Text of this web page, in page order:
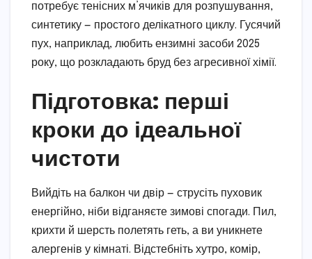
потребує тенісних м’ячиків для розпушування,
синтетику — простого делікатного циклу. Гусячий
пух, наприклад, любить ензимні засоби 2025
року, що розкладають бруд без агресивної хімії.
Підготовка: перші
кроки до ідеальної
чистоти
Вийдіть на балкон чи двір — струсіть пуховик
енергійно, ніби відганяєте зимові спогади. Пил,
крихти й шерсть полетять геть, а ви уникнете
алергенів у кімнаті. Відстебніть хутро, комір,